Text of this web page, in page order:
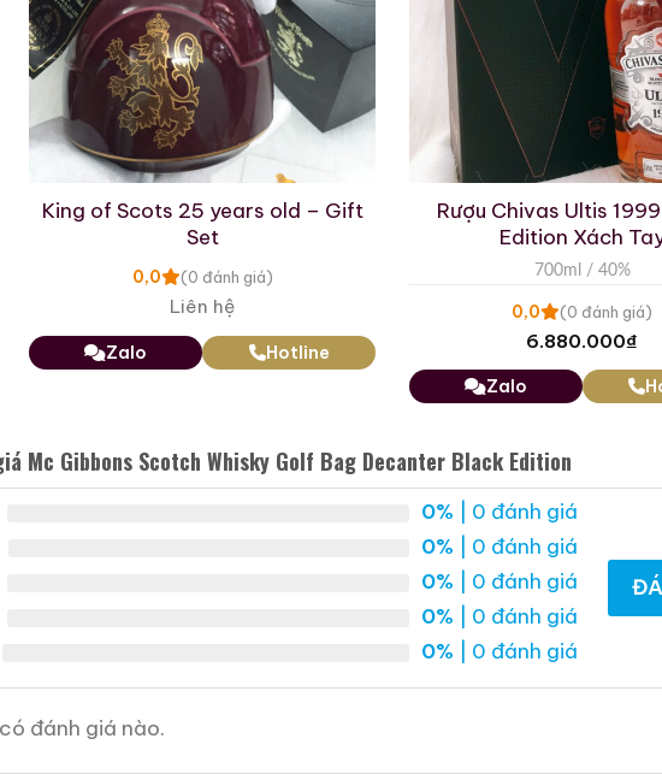
₫
Hotline
28.880.000₫
Zalo Hotline
70.975.000₫
Zalo Hotline
Số Mẫu Rượu Cognac
Cognac
giá)
₫
Hotline
Remy Martin Louis XIII
Cognac Ultra Rare Red
700ml / 40%
0,0 (0 đánh giá)
1.330.000.000₫
King of Scots 25 years old – Gift
Set
0,0 (0 đánh giá)
Liên hệ
Zalo Hotline
Rượu Chivas Ultis
Edition Xách
700ml / 40%
0,0 (0 đánh giá)
6.880.000₫
Zalo
Mc Gibbons Scotch Whisky Golf Bag Decanter Black Edition
0% | 0 đánh giá
0% | 0 đánh giá
0% | 0 đánh giá
0% | 0 đánh giá
0% | 0 đánh giá
đánh giá nào.